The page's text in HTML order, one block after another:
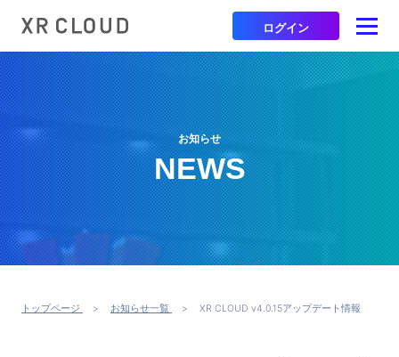
ログイン
お知らせ
NEWS
トップページ お知らせ一覧 XR CLOUD v4.0.15アップデート情報